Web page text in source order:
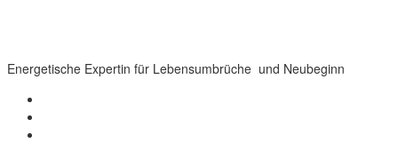
Energetische Expertin für Lebensumbrüche und Neubeginn